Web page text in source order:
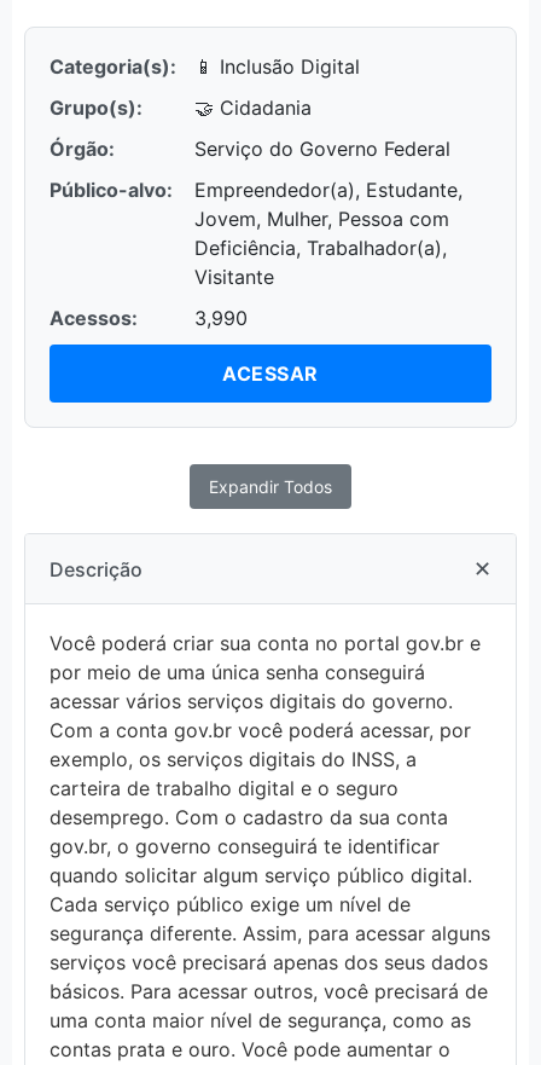
Categoria(s):
📱 Inclusão Digital
Grupo(s):
🤝 Cidadania
Órgão:
Serviço do Governo Federal
Público-alvo:
Empreendedor(a), Estudante,
Jovem, Mulher, Pessoa com
Deficiência, Trabalhador(a),
Visitante
Acessos:
3,990
ACESSAR
Expandir Todos
Descrição ✕
Você poderá criar sua conta no portal gov.br e
por meio de uma única senha conseguirá
acessar vários serviços digitais do governo.
Com a conta gov.br você poderá acessar, por
exemplo, os serviços digitais do INSS, a
carteira de trabalho digital e o seguro
desemprego. Com o cadastro da sua conta
gov.br, o governo conseguirá te identificar
quando solicitar algum serviço público digital.
Cada serviço público exige um nível de
segurança diferente. Assim, para acessar alguns
serviços você precisará apenas dos seus dados
básicos. Para acessar outros, você precisará de
uma conta maior nível de segurança, como as
contas prata e ouro. Você pode aumentar o